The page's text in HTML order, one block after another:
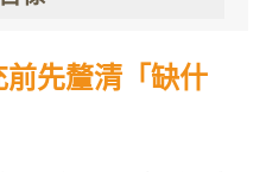
先釐清「缺什